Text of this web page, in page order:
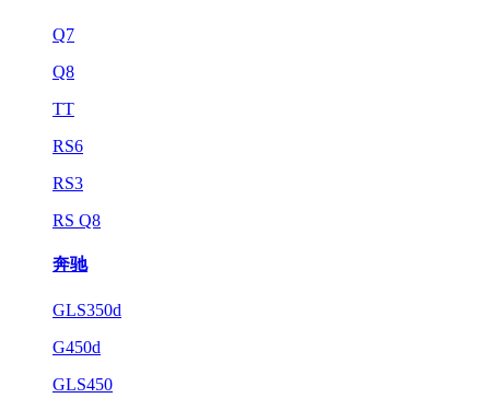
Q7
Q8
TT
RS6
RS3
RS Q8
奔驰
GLS350d
G450d
GLS450